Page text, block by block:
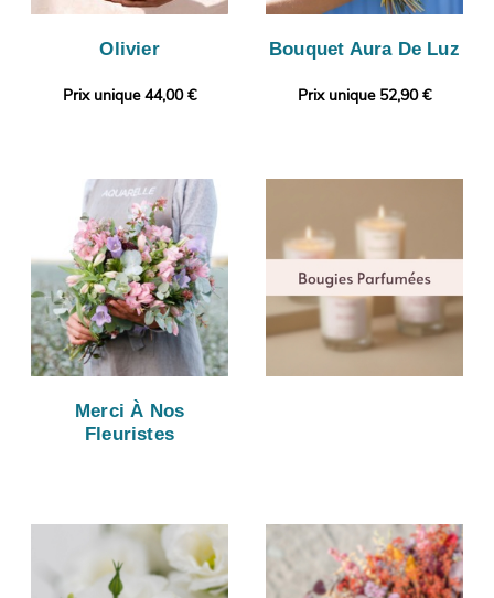
Olivier
Prix unique 44,00 €
Bouquet Aura De Luz
Prix unique 52,90 €
Merci À Nos
Fleuristes